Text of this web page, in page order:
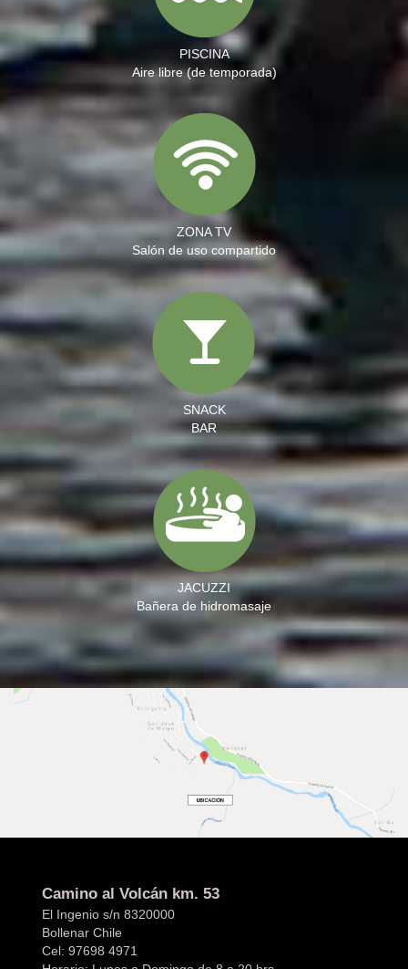
PISCINA
Aire libre (de temporada)
ZONA TV
Salón de uso compartido
SNACK
BAR
JACUZZI
Bañera de hidromasaje
Camino al Volcán km. 53
El Ingenio s/n 8320000
Bollenar Chile
Cel: 97698 4971